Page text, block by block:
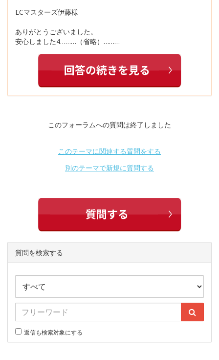
ECマスターズ伊藤様
ありがとうございました。
安心しました4………（省略）………
このフォーラムへの質問は終了しました
このテーマに関連する質問をする
別のテーマで新規に質問する
質問を検索する
返信も検索対象にする